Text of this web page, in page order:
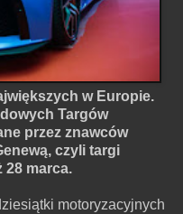
w Europie.
Targów
przez znawców
czyli targi
28 marca.
motoryzacyjnych